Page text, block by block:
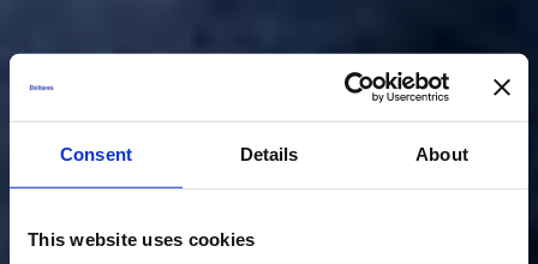
Consent Details About
This website uses cookies